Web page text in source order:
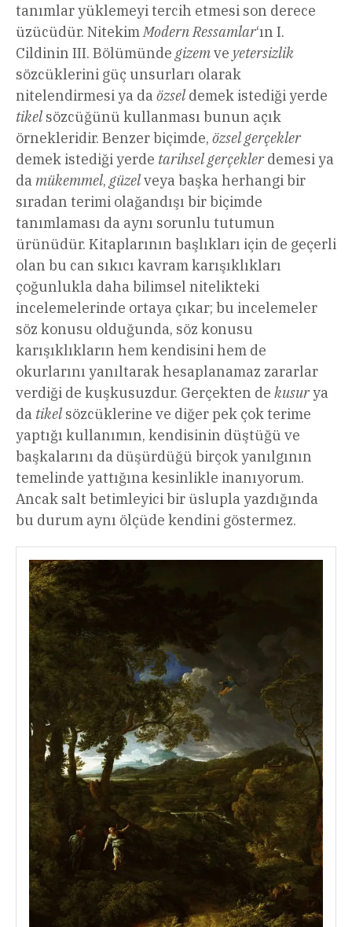
tanımlar yüklemeyi tercih etmesi son derece
üzücüdür. NitekimModern Ressamlar‘ın I.
Cildinin III. Bölümünde gizemve yetersizlik
sözcüklerini güç unsurları olarak
nitelendirmesi ya daözsel demek istediği yerde
tikel sözcüğünü kullanması bunun açık
örnekleridir. Benzer biçimde, özsel gerçekler
demek istediği yerde tarihsel gerçeklerdemesi ya
damükemmel, güzelveya başka herhangi bir
sıradan terimi olağandışı bir biçimde
tanımlaması da aynı sorunlu tutumun
ürünüdür. Kitaplarının başlıkları için de geçerli
olan bu can sıkıcı kavram karışıklıkları
çoğunlukla daha bilimsel nitelikteki
incelemelerinde ortaya çıkar; bu incelemeler
söz konusu olduğunda, söz konusu
karışıklıkların hem kendisini hem de
okurlarını yanıltarak hesaplanamaz zararlar
verdiği de kuşkusuzdur. Gerçekten de kusurya
da tikel sözcüklerine ve diğer pek çok terime
yaptığı kullanımın, kendisinin düştüğü ve
başkalarını da düşürdüğü birçok yanılgının
temelinde yattığına kesinlikle inanıyorum.
Ancak salt betimleyici bir üslupla yazdığında
bu durum aynı ölçüde kendini göstermez.